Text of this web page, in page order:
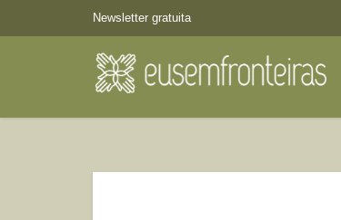
Newsletter gratuita